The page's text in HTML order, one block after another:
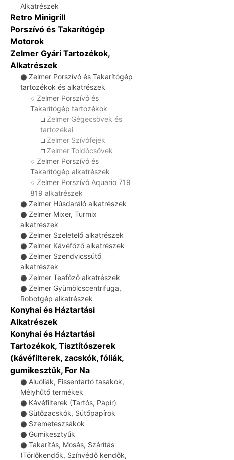
Alkatrészek
Retro Minigrill
Porszívó és Takarítógép
Motorok
Zelmer Gyári Tartozékok,
Alkatrészek
⚫ Zelmer Porszívó és Takarítógép
tartozékok és alkatrészek
♢ Zelmer Porszívó és
Takarítógép tartozékok
☐ Zelmer Gégecsövek és
tartozékai
☐ Zelmer Szívófejek
☐ Zelmer Toldócsövek
♢ Zelmer Porszívó és
Takarítógép alkatrészek
♢ Zelmer Porszívó Aquario 719
819 alkatrészek
⚫ Zelmer Húsdaráló alkatrészek
⚫ Zelmer Mixer, Turmix
alkatrészek
⚫ Zelmer Szeletelő alkatrészek
⚫ Zelmer Kávéfőző alkatrészek
⚫ Zelmer Szendvicssütő
alkatrészek
⚫ Zelmer Teafőző alkatrészek
⚫ Zelmer Gyümölcscentrifuga,
Robotgép alkatrészek
Konyhai és Háztartási
Alkatrészek
Konyhai és Háztartási
Tartozékok, Tisztítószerek
(kávéfilterek, zacskók, fóliák,
gumikesztűk, For Na
⚫ Aluóliák, Fissentartó tasakok,
Mélyhűtő termékek
⚫ Kávéfilterek (Tartós, Papír)
⚫ Sütőzacskók, Sütőpapírok
⚫ Szemeteszsákok
⚫ Gumikesztyűk
⚫ Takarítás, Mosás, Szárítás
(Törlőkendők, Színvédő kendők,